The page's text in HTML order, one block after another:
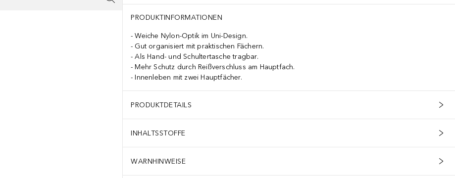
PRODUKTINFORMATIONEN
Weiche Nylon-Optik im Uni-Design.
Gut organisiert mit praktischen Fächern.
Als Hand- und Schultertasche tragbar.
Mehr Schutz durch Reißverschluss am Hauptfach.
Innenleben mit zwei Hauptfächer.
PRODUKTDETAILS
INHALTSSTOFFE
WARNHINWEISE